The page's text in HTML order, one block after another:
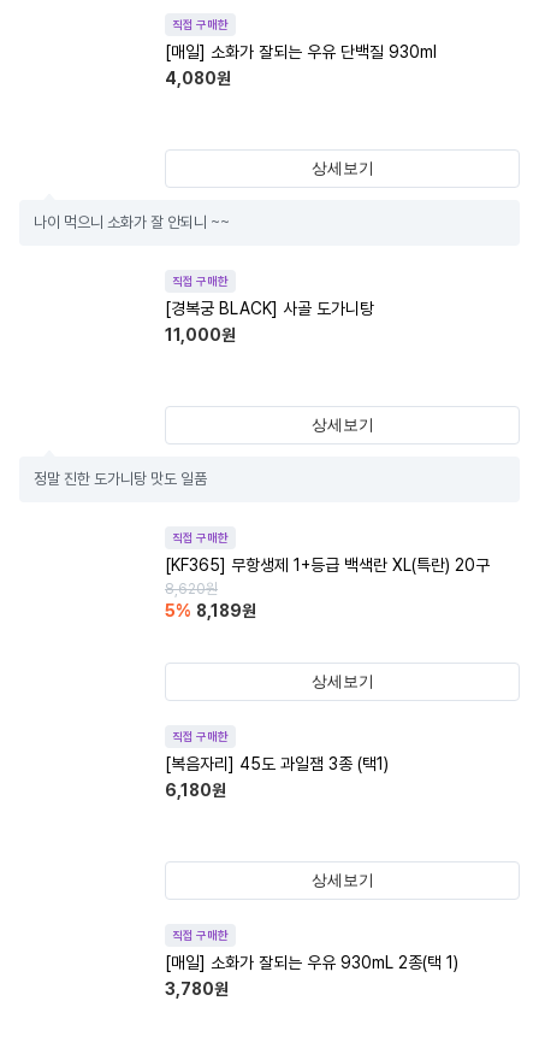
직접 구매한
[매일] 소화가 잘되는 우유 단백질 930ml
4,080원
상세보기
나이 먹으니 소화가 잘 안되니 ~~
직접 구매한
[경복궁 BLACK] 사골 도가니탕
11,000원
상세보기
정말 진한 도가니탕 맛도 일품
직접 구매한
[KF365] 무항생제 1+등급 백색란 XL(특란) 20구
8,620원
5% 8,189원
상세보기
직접 구매한
[복음자리] 45도 과일잼 3종 (택1)
6,180원
상세보기
직접 구매한
[매일] 소화가 잘되는 우유 930mL 2종(택 1)
3,780원